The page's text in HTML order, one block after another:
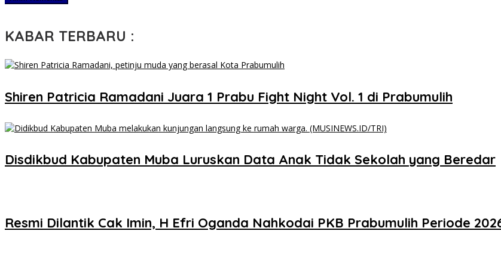
KABAR TERBARU :
Shiren Patricia Ramadani Juara 1 Prabu Fight Night Vol. 1 di Prabumulih
Disdikbud Kabupaten Muba Luruskan Data Anak Tidak Sekolah yang Beredar
Resmi Dilantik Cak Imin, H Efri Oganda Nahkodai PKB Prabumulih Periode